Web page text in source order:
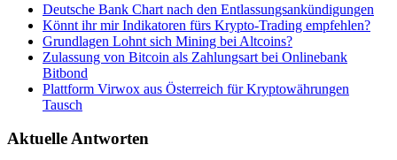
Deutsche Bank Chart nach den Entlassungsankündigungen
Könnt ihr mir Indikatoren fürs Krypto-Trading empfehlen?
Grundlagen Lohnt sich Mining bei Altcoins?
Zulassung von Bitcoin als Zahlungsart bei Onlinebank
Bitbond
Plattform Virwox aus Österreich für Kryptowährungen
Tausch
Aktuelle Antworten